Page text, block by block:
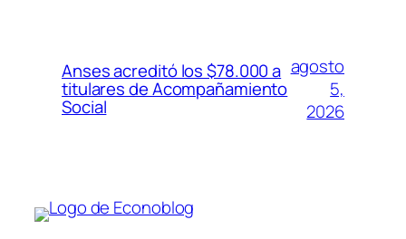
Anses acreditó los $78.000 a
titulares de Acompañamiento
Social
agosto
5,
2026